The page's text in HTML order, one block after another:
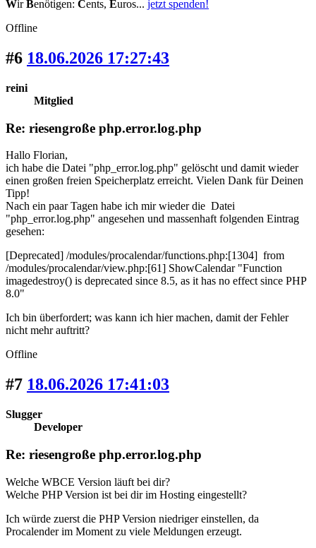
WirBenötigen: Cents, Euros... jetzt spenden!
Offline
#6 18.06.2026 17:27:43
reini
Mitglied
Re: riesengroße php.error.log.php
Hallo Florian,
ich habe die Datei "php_error.log.php" gelöscht und damit wieder
einen großen freien Speicherplatz erreicht. Vielen Dank für Deinen
Tipp!
Nach ein paar Tagen habe ich mir wieder die Datei
"php_error.log.php" angesehen und massenhaft folgenden Eintrag
gesehen:
[Deprecated] /modules/procalendar/functions.php:[1304] from
/modules/procalendar/view.php:[61] ShowCalendar "Function
imagedestroy() is deprecated since 8.5, as it has no effect since PHP
8.0"
Ich bin überfordert; was kann ich hier machen, damit der Fehler
nicht mehr auftritt?
Offline
#7 18.06.2026 17:41:03
Slugger
Developer
Re: riesengroße php.error.log.php
Welche WBCE Version läuft bei dir?
Welche PHP Version ist bei dir im Hosting eingestellt?
Ich würde zuerst die PHP Version niedriger einstellen, da
Procalender im Moment zu viele Meldungen erzeugt.